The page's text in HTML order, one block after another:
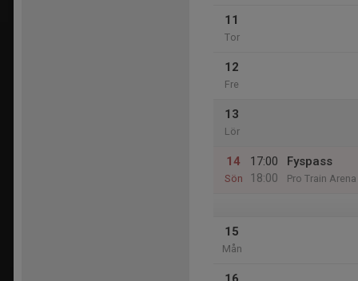
11
Tor
12
Fre
13
Lör
14
Sön
17:00
18:00
Fyspass
Pro Train Arena
15
Mån